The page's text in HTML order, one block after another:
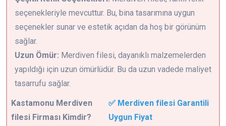
seçenekleriyle mevcuttur. Bu, bina tasarımına uygun
seçenekler sunar ve estetik açıdan da hoş bir görünüm
sağlar.
Uzun Ömür: Merdiven filesi, dayanıklı malzemelerden
yapıldığı için uzun ömürlüdür. Bu da uzun vadede maliyet
tasarrufu sağlar.
Kastamonu Merdiven
filesi Firması Kimdir?
✅ Merdiven filesi Garantili
Uygun Fiyat